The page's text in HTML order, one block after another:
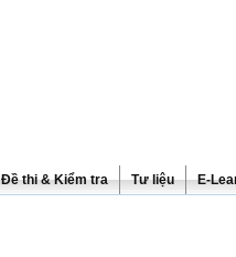
Đề thi & Kiểm tra Tư liệu E-